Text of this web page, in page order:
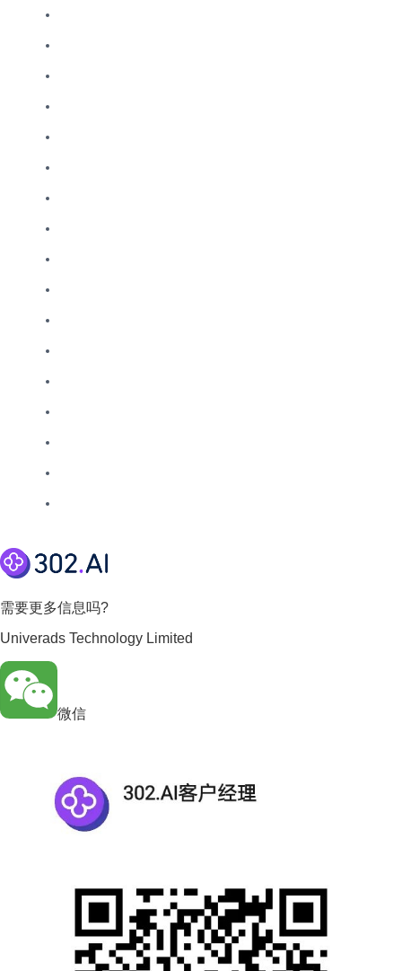
需要更多信息吗?
Univerads Technology Limited
微信